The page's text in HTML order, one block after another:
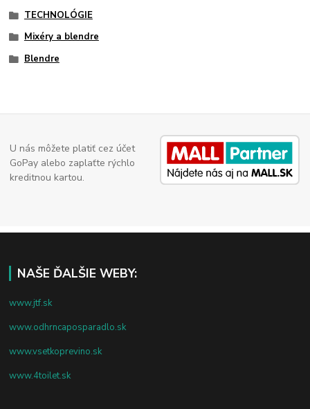
TECHNOLÓGIE
Mixéry a blendre
Blendre
U nás môžete platiť cez účet
GoPay alebo zaplaťte rýchlo
kreditnou kartou.
NAŠE ĎALŠIE WEBY:
www.jtf.sk
www.odhrncaposparadlo.sk
www.vsetkoprevino.sk
www.4toilet.sk